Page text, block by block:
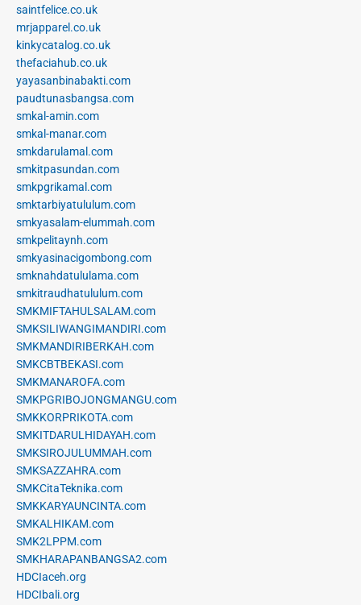
saintfelice.co.uk
mrjapparel.co.uk
kinkycatalog.co.uk
thefaciahub.co.uk
yayasanbinabakti.com
paudtunasbangsa.com
smkal-amin.com
smkal-manar.com
smkdarulamal.com
smkitpasundan.com
smkpgrikamal.com
smktarbiyatululum.com
smkyasalam-elummah.com
smkpelitaynh.com
smkyasinacigombong.com
smknahdatululama.com
smkitraudhatululum.com
SMKMIFTAHULSALAM.com
SMKSILIWANGIMANDIRI.com
SMKMANDIRIBERKAH.com
SMKCBTBEKASI.com
SMKMANAROFA.com
SMKPGRIBOJONGMANGU.com
SMKKORPRIKOTA.com
SMKITDARULHIDAYAH.com
SMKSIROJULUMMAH.com
SMKSAZZAHRA.com
SMKCitaTeknika.com
SMKKARYAUNCINTA.com
SMKALHIKAM.com
SMK2LPPM.com
SMKHARAPANBANGSA2.com
HDCIaceh.org
HDCIbali.org